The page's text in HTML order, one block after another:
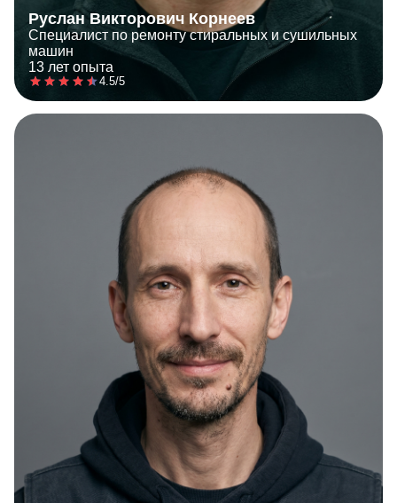
Руслан Викторович Корнеев
Специалист по ремонту стиральных и сушильных
машин
13 лет опыта
4.5/5